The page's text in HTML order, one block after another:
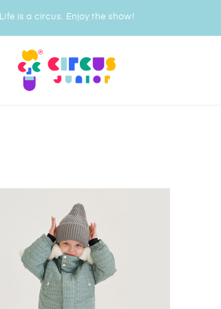
Life is a circus. Enjoy the show!